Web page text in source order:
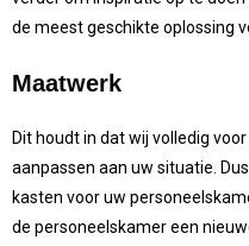
de meest geschikte oplossing
Maatwerk
Dit houdt in dat wij volledig
aanpassen aan uw situatie.
kasten voor uw
de personeelskamer een